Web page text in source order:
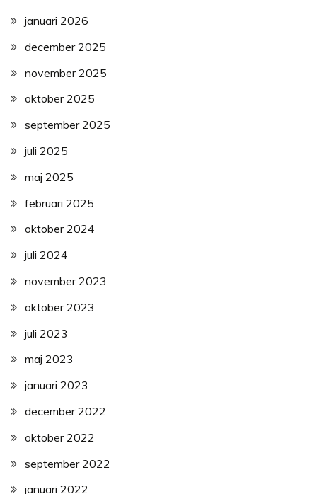
januari 2026
december 2025
november 2025
oktober 2025
september 2025
juli 2025
maj 2025
februari 2025
oktober 2024
juli 2024
november 2023
oktober 2023
juli 2023
maj 2023
januari 2023
december 2022
oktober 2022
september 2022
januari 2022